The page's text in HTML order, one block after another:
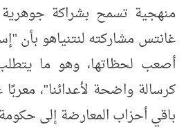
منهجية تسمح بشراكة جوهرية
غانتس مشاركته لنتنياهو بأن
أصعب لحظاتها، وهو ما
كرسالة واضحة لأعدائنا"،
باقي أحزاب المعارضة إلى